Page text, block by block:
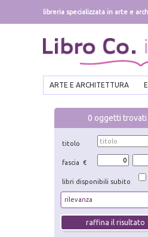
libreria specializzata in arte e
ARTE E ARCHITETTURA
0 oggetti trovati
titolo
fascia €
libri disponibili subito